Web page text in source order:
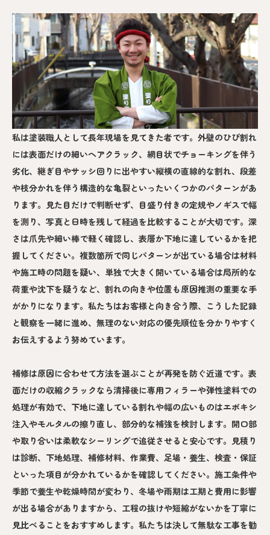
私は塗装職人として長年現場を見てきた者です。外壁のひび割れ
には表面だけの細いヘアクラック、網目状でチョーキングを伴う
劣化、継ぎ目やサッシ回りに出やすい縦横の直線的な割れ、段差
や枝分かれを伴う構造的な亀裂といったいくつかのパターンがあ
ります。見た目だけで判断せず、目盛り付きの定規やノギスで幅
を測り、写真と日時を残して経過を比較することが大切です。深
さは爪先や細い棒で軽く確認し、表層か下地に達しているかを把
握してください。複数箇所で同じパターンが出ている場合は材料
や施工時の問題を疑い、単独で大きく開いている場合は局所的な
荷重や沈下を疑うなど、割れの向きや位置も原因推測の重要な手
がかりになります。私たちはお客様と向き合う際、こうした記録
と観察を一緒に進め、無理のない対応の優先順位を分かりやすく
お伝えするよう努めています。
補修は原因に合わせて方法を選ぶことが再発を防ぐ近道です。表
面だけの収縮クラックなら清掃後に専用フィラーや弾性塗料での
処理が有効で、下地に達している割れや幅の広いものはエポキシ
注入やモルタルの擦り直し、部分的な補強を検討します。開口部
や取り合いは柔軟なシーリングで追従させると安心です。見積り
は診断、下地処理、補修材料、作業費、足場・養生、検査・保証
といった項目が分かれているかを確認してください。施工条件や
季節で養生や乾燥時間が変わり、冬場や雨期は工期と費用に影響
が出る場合がありますから、工程の抜けや短縮がないかを丁寧に
見比べることをおすすめします。私たちは決して無駄な工事を勧